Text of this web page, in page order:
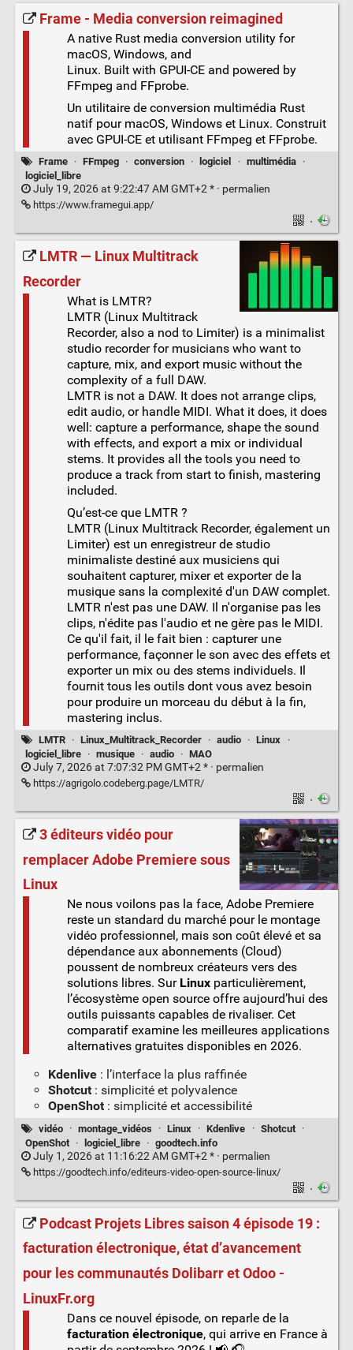
Frame - Media conversion reimagined
A native Rust media conversion utility for
macOS, Windows, and
Linux. Built with GPUI-CE and powered by
FFmpeg and FFprobe.
Un utilitaire de conversion multimédia Rust
natif pour macOS, Windows et Linux. Construit
avec GPUI-CE et utilisant FFmpeg et FFprobe.
Frame · FFmpeg · conversion · logiciel · multimédia
·
logiciel_libre
July 19, 2026 at 9:22:47 AM GMT+2 * · permalien
https://www.framegui.app/
·
LMTR — Linux Multitrack
Recorder
What is LMTR?
LMTR (Linux Multitrack
Recorder, also a nod to Limiter) is a minimalist
studio recorder for musicians who want to
capture, mix, and export music without the
complexity of a full DAW.
LMTR is not a DAW. It does not arrange clips,
edit audio, or handle MIDI. What it does, it does
well: capture a performance, shape the sound
with effects, and export a mix or individual
stems. It provides all the tools you need to
produce a track from start to finish, mastering
included.
Qu’est-ce que LMTR ?
LMTR (Linux Multitrack Recorder, également un
Limiter) est un enregistreur de studio
minimaliste destiné aux musiciens qui
souhaitent capturer, mixer et exporter de la
musique sans la complexité d'un DAW complet.
LMTR n'est pas une DAW. Il n'organise pas les
clips, n'édite pas l'audio et ne gère pas le MIDI.
Ce qu'il fait, il le fait bien : capturer une
performance, façonner le son avec des effets et
exporter un mix ou des stems individuels. Il
fournit tous les outils dont vous avez besoin
pour produire un morceau du début à la fin,
mastering inclus.
LMTR · Linux_Multitrack_Recorder · audio · Linux
·
logiciel_libre
· musique · audio · MAO
July 7, 2026 at 7:07:32 PM GMT+2 * · permalien
https://agrigolo.codeberg.page/LMTR/
·
3 éditeurs vidéo pour
remplacer Adobe Premiere sous
Linux
Ne nous voilons pas la face, Adobe Premiere
reste un standard du marché pour le montage
vidéo professionnel, mais son coût élevé et sa
dépendance aux abonnements (Cloud)
poussent de nombreux créateurs vers des
solutions libres. Sur Linuxparticulièrement,
l’écosystème open source offre aujourd’hui des
outils puissants capables de rivaliser. Cet
comparatif examine les meilleures applications
alternatives gratuites disponibles en 2026.
Kdenlive: l’interface la plus raffinée
Shotcut: simplicité et polyvalence
OpenShot: simplicité et accessibilité
vidéo · montage_vidéos · Linux · Kdenlive · Shotcut
·
OpenShot
· logiciel_libre · goodtech.info
July 1, 2026 at 11:16:22 AM GMT+2 * · permalien
https://goodtech.info/editeurs-video-open-source-linux/
·
Podcast Projets Libres saison 4 épisode 19 :
facturation électronique, état d’avancement
pour les communautés Dolibarr et Odoo -
LinuxFr.org
Dans ce nouvel épisode, on reparle de la
facturation électronique, qui arrive en France à